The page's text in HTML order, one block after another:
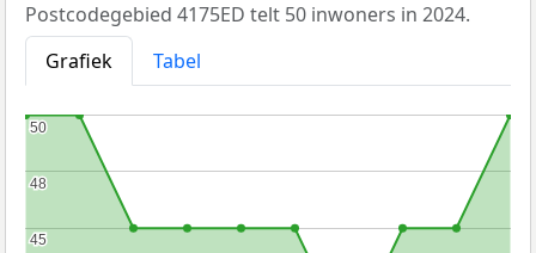
Postcodegebied 4175ED telt 50 inwoners in 2024.
Grafiek
Tabel
45
45
48
48
50
50